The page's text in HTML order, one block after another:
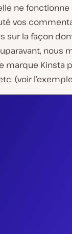
ne
vos
sur la façon
nous
marque Kinsta
(voir